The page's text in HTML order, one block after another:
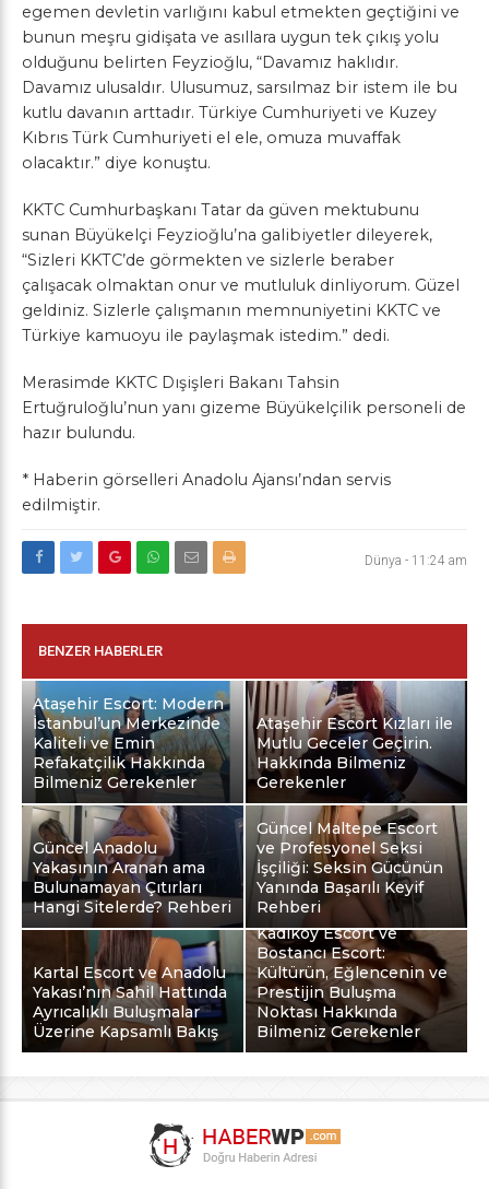
egemen devletin varlığını kabul etmekten geçtiğini ve
bunun meşru gidişata ve asıllara uygun tek çıkış yolu
olduğunu belirten Feyzioğlu, “Davamız haklıdır.
Davamız ulusaldır. Ulusumuz, sarsılmaz bir istem ile bu
kutlu davanın arttadır. Türkiye Cumhuriyeti ve Kuzey
Kıbrıs Türk Cumhuriyeti el ele, omuza muvaffak
olacaktır.” diye konuştu.
KKTC Cumhurbaşkanı Tatar da güven mektubunu
sunan Büyükelçi Feyzioğlu’na galibiyetler dileyerek,
“Sizleri KKTC’de görmekten ve sizlerle beraber
çalışacak olmaktan onur ve mutluluk dinliyorum. Güzel
geldiniz. Sizlerle çalışmanın memnuniyetini KKTC ve
Türkiye kamuoyu ile paylaşmak istedim.” dedi.
Merasimde KKTC Dışişleri Bakanı Tahsin
Ertuğruloğlu’nun yanı gizeme Büyükelçilik personeli de
hazır bulundu.
* Haberin görselleri Anadolu Ajansı’ndan servis
edilmiştir.
Dünya - 11:24 am
BENZER HABERLER
Ataşehir Escort: Modern
İstanbul’un Merkezinde
Kaliteli ve Emin
Refakatçilik Hakkında
Bilmeniz Gerekenler
Ataşehir Escort Kızları ile
Mutlu Geceler Geçirin.
Hakkında Bilmeniz
Gerekenler
Güncel Anadolu
Yakasının Aranan ama
Bulunamayan Çıtırları
Hangi Sitelerde? Rehberi
Güncel Maltepe Escort
ve Profesyonel Seksi
İşçiliği: Seksin Gücünün
Yanında Başarılı Keyif
Rehberi
Kartal Escort ve Anadolu
Yakası’nın Sahil Hattında
Ayrıcalıklı Buluşmalar
Üzerine Kapsamlı Bakış
Kadıköy Escort ve
Bostancı Escort:
Kültürün, Eğlencenin ve
Prestijin Buluşma
Noktası Hakkında
Bilmeniz Gerekenler